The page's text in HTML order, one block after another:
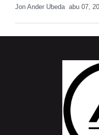
Jon Ander Ubeda abu 07,